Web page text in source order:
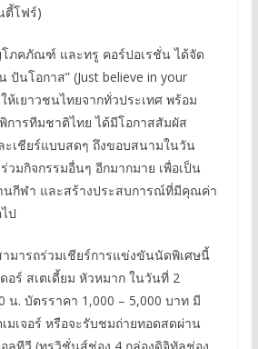
ตี้โฟร์)
โภคภัณฑ์ และทรู คอร์ปอเรชั่น ได้จัด
ปันโอกาส” (Just believe in your
ห้เยาวชนไทยจากทั่วประเทศ พร้อม
การทีมชาติไทย ได้มีโอกาสสัมผัส
ะเชียร์แบบสดๆ ถึงขอบสนามในวัน
วมกิจกรรมอื่นๆ อีกมากมาย เพื่อเป็น
นกีฬา และสร้างประสบการณ์ที่มีคุณค่า
ป
มารถร่วมเชียร์การแข่งขันนัดพิเศษนี้
อร์ สเตเดี้ยม หัวหมาก ในวันที่ 2
น. บัตรราคา 1,000 – 5,000 บาท มี
มเจอร์ หรือจะรับชมถ่ายทอดสดผ่าน